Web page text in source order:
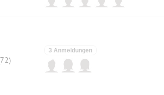
3 Anmeldungen